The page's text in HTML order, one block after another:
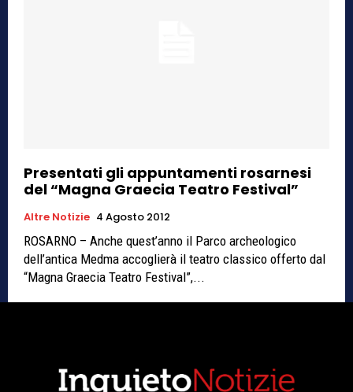
Presentati gli appuntamenti rosarnesi
del “Magna Graecia Teatro Festival”
Altre Notizie 4 Agosto 2012
ROSARNO – Anche quest’anno il Parco archeologico
dell’antica Medma accoglierà il teatro classico offerto dal
“Magna Graecia Teatro Festival”,...